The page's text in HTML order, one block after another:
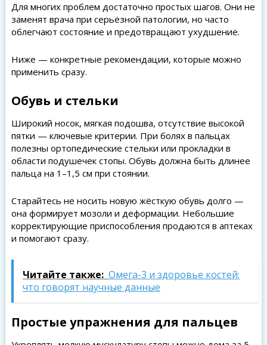
Для многих проблем достаточно простых шагов. Они не
заменят врача при серьёзной патологии, но часто
облегчают состояние и предотвращают ухудшение.
Ниже — конкретные рекомендации, которые можно
применить сразу.
Обувь и стельки
Широкий носок, мягкая подошва, отсутствие высокой
пятки — ключевые критерии. При болях в пальцах
полезны ортопедические стельки или прокладки в
области подушечек стопы. Обувь должна быть длинее
пальца на 1–1,5 см при стоянии.
Старайтесь не носить новую жёсткую обувь долго —
она формирует мозоли и деформации. Небольшие
корректирующие приспособления продаются в аптеках
и помогают сразу.
Читайте также: Омега-3 и здоровье костей:
что говорят научные данные
Простые упражнения для пальцев